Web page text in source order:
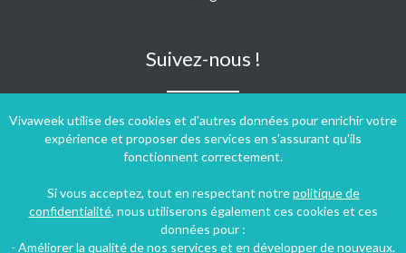
Vivaweek utilise des cookies et d'autres données pour enrichir votre
expérience et proposer des services en s'assurant qu'ils
fonctionnent correctement.
Si vous acceptez, tout en respectant notrepolitique de
confidentialité, nous utiliserons également ces cookies et ces
données pour :
- Améliorer la qualité de nos services et en développer de nouveaux.
Suivez-nous !